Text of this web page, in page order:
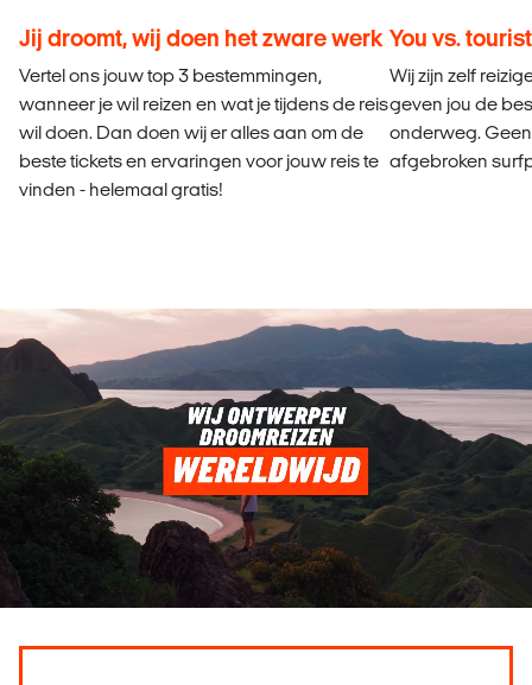
Jij droomt, wij doen het zware werk
Vertel ons jouw top 3 bestemmingen,
wanneer je wil reizen en wat je tijdens de reis
wil doen. Dan doen wij er alles aan om de
beste tickets en ervaringen voor jouw reis te
vinden - helemaal gratis!
You vs.
Wij zijn zelf
geven jou de
onderweg.
afgebroken